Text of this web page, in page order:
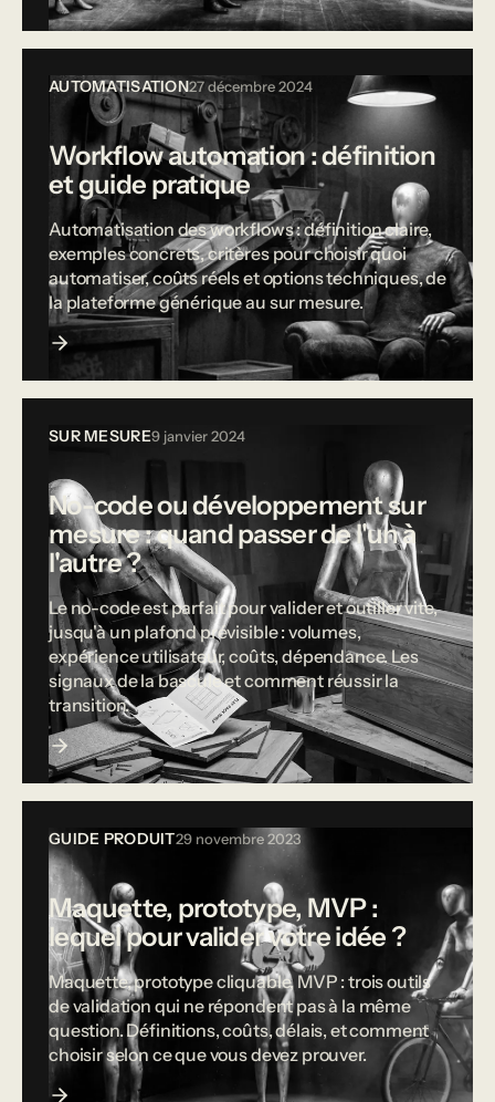
AUTOMATISATION27 décembre 2024
Workflow automation : définition
et guide pratique
Automatisation des workflows : définition claire,
exemples concrets, critères pour choisir quoi
automatiser, coûts réels et options techniques, de
la plateforme générique au sur mesure.
SUR MESURE9 janvier 2024
No-code ou développement sur
mesure : quand passer de l'un à
l'autre ?
Le no-code est parfait pour valider et outiller vite,
jusqu'à un plafond prévisible : volumes,
expérience utilisateur, coûts, dépendance. Les
signaux de la bascule et comment réussir la
transition.
GUIDE PRODUIT29 novembre 2023
Maquette, prototype, MVP :
lequel pour valider votre idée ?
Maquette, prototype cliquable, MVP : trois outils
de validation qui ne répondent pas à la même
question. Définitions, coûts, délais, et comment
choisir selon ce que vous devez prouver.